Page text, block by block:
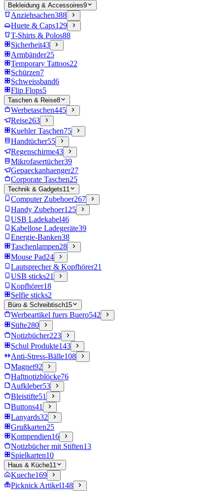
Bekleidung & Accessoires9
Anziehsachen388
Huete & Caps129
T-Shirts & Polos88
Sicherheit43
Armbänder25
Temporary Tattoos22
Schürzen7
Schweissband6
Flip Flops5
Taschen & Reise8
Werbetaschen445
Reise263
Kuehler Taschen75
Handtücher55
Regenschirme43
Mikrofasertücher39
Gepaeckanhaenger27
Corporate Taschen25
Technik & Gadgets11
Computer Zubehoer267
Handy Zubehoer125
USB Ladekabel46
Kabellose Ladegeräte39
Energie-Banken38
Taschenlampen28
Mouse Pad24
Lautsprecher & Kopfhörer21
USB sticks21
Kopfhörer18
Selfie sticks2
Büro & Schreibtisch15
Werbeartikel fuers Buero542
Stifte280
Notizbücher223
Schul Produkte143
Anti-Stress-Bälle108
Magnet92
Haftnotizblöcke76
Aufkleber53
Bleistifte51
Buttons41
Lanyards32
Grußkarten25
Kompendien16
Notizbücher mit Stiften13
Spielkarten10
Haus & Küche11
Kueche169
Picknick Artikel148